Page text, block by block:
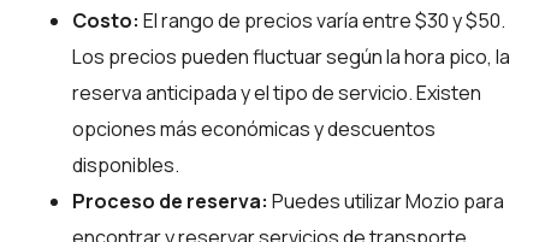
Costo: El rango de precios varía entre $30 y $50.
Los precios pueden fluctuar según la hora pico, la
reserva anticipada y el tipo de servicio. Existen
opciones más económicas y descuentos
disponibles.
Proceso de reserva: Puedes utilizarMozio para